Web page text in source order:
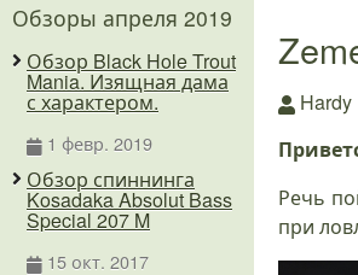
Hardy
Речь
при
Обзоры апреля 2019
Обзор Black Hole Trout
Mania. Изящная дама
с характером.
1 февр. 2019
Обзор спиннинга
Kosadaka Absolut Bass
Special 207 M
15 окт. 2017